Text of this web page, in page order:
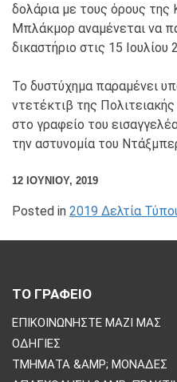
δολάρια με τους όρους της
Μπλάκμορ αναμένεται να
δικαστήριο στις 15 Ιουλίου
Το δυστύχημα παραμένει
ντετέκτιβ της
στο γραφείο του
την αστυνομία του
12 ΙΟΥΝΊΟΥ, 2019
Posted in 2019 Δελτία
ΤΟ ΓΡΑΦΕΙΟ
ΕΠΙΚΟΙΝΩΝΗΣΤΕ ΜΑΖΙ ΜΑΣ
ΟΔΗΓΊΕΣ
ΤΜΉΜΑΤΑ &AMP; ΜΟΝΆΔΕΣ